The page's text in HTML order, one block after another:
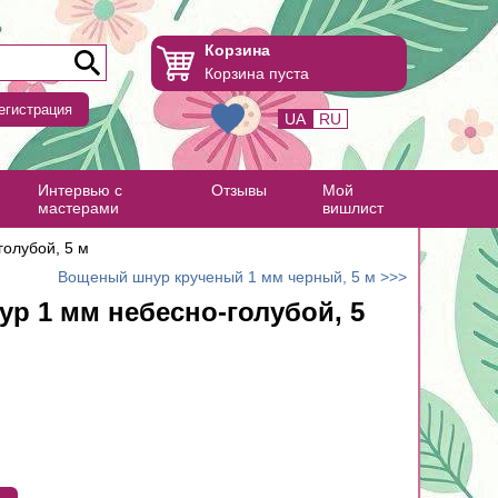
Корзина
Корзина пуста
UA RU
Интервью с
мастерами
Отзывы
Мой
вишлист
5 м
Вощеный шнур крученый 1 мм черный, 5 м >>>
1 мм небесно-голубой, 5